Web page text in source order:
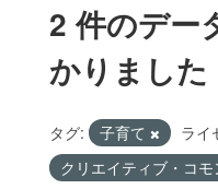
2 件のデー
かりました
タグ: 子育て
ライ
クリエイティブ・コ